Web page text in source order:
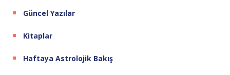
Güncel Yazılar
Kitaplar
Haftaya Astrolojik Bakış